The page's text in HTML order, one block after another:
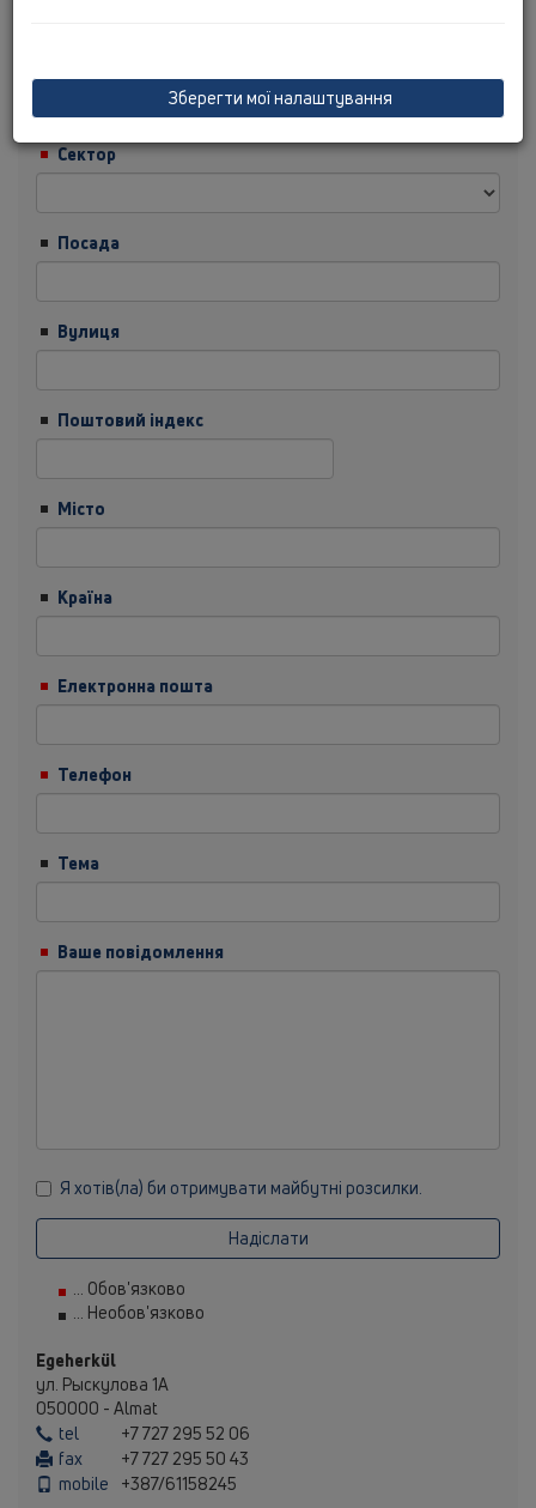
Сектор
Посада
Вулиця
Поштовий індекс
Місто
Країна
Електронна пошта
Телефон
Тема
Ваше повідомлення
Я хотів(ла) би отримувати майбутні розсилки.
Надіслати
... Обов'язково
... Необов'язково
Egeherkül
ул. Рыскулова 1А
050000 - Almat
tel
+7 727 295 52 06
fax
+7 727 295 50 43
mobile
+387/61158245
Зберегти мої налаштування